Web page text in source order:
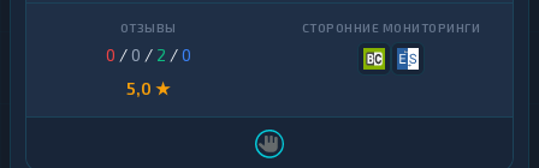
0 / 0 / 2 /0
5,0 ★